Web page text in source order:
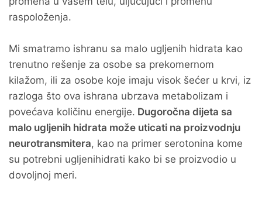
raspoloženja.
Mi smatramo ishranu sa malo ugljenih hidrata kao
trenutno rešenje za osobe sa prekomernom
kilažom, ili za osobe koje imaju visok šećer u krvi, iz
razloga što ova ishrana ubrzava metabolizam i
povećava količinu energije. Dugoročna dijeta sa
malo ugljenih hidrata može uticati na proizvodnju
neurotransmitera, kao na primer serotonina kome
su potrebni ugljenihidrati kako bi se proizvodio u
dovoljnoj meri.